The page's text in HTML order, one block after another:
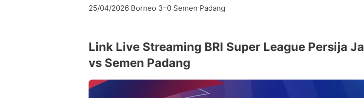
25/04/2026 Borneo 3–0 Semen Padang
Link Live Streaming BRI Super League Persija
vs Semen Padang